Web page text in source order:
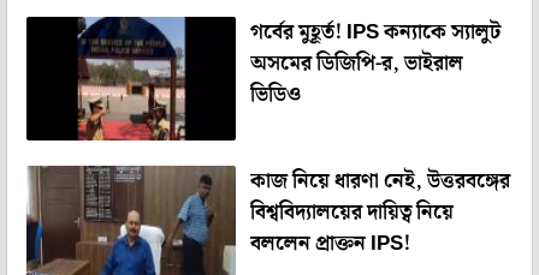
গর্বের মুহূর্ত! IPS কন্যাকে স্যালুট
অসমের ডিজিপি-র, ভাইরাল
ভিডিও
কাজ নিয়ে ধারণা নেই, উত্তরবঙ্গের
বিশ্ববিদ্যালয়ের দায়িত্ব নিয়ে
বললেন প্রাক্তন IPS!